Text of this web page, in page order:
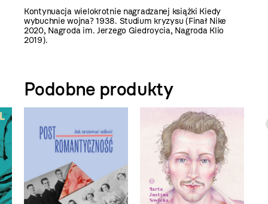
Kontynuacja wielokrotnie nagradzanej książki Kiedy
wybuchnie wojna? 1938. Studium kryzysu (Finał Nike
2020, Nagroda im. Jerzego Giedroycia, Nagroda Klio
2019).
Podobne produkty